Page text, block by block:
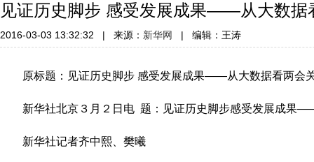
见证历史脚步 感受发展成果——从大数据
2016-03-03 13:32:32 | 来源： 新华网 | 编辑：王涛
原标题：见证历史脚步 感受发展成果——从大数据看两会
新华社北京３月２日电 题：见证历史脚步感受发展成果
新华社记者齐中熙、樊曦